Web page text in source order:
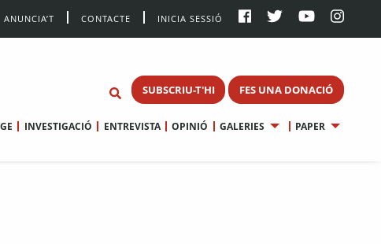
ANUNCIA’T CONTACTE INICIA SESSIÓ
SUBSCRIU-T'HI FES UNA DONACIÓ
INVESTIGACIÓ ENTREVISTA OPINIÓ GALERIES PAPER